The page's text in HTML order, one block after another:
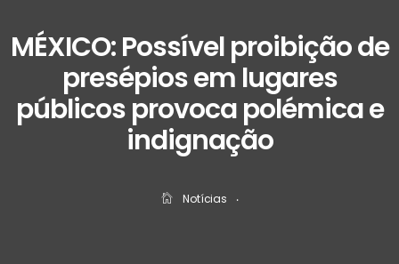
MÉXICO: Possível proibição de
presépios em lugares
públicos provoca polémica e
indignação
Notícias ‧